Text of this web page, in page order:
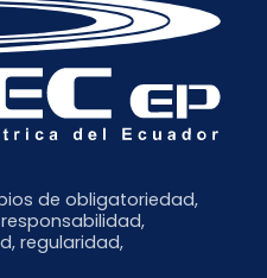
de obligatoriedad,
regularidad,